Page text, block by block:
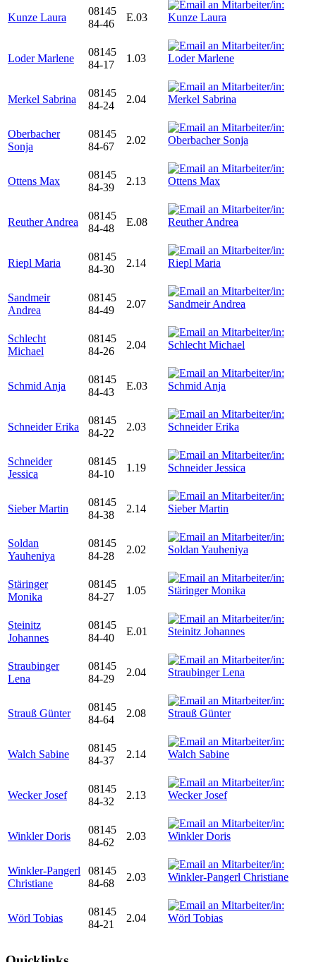
Kunze Laura
08145
84-46
E.03
Loder Marlene
08145
84-17
1.03
Merkel Sabrina
08145
84-24
2.04
Oberbacher
Sonja
08145
84-67
2.02
Ottens Max
08145
84-39
2.13
Reuther Andrea
08145
84-48
E.08
Riepl Maria
08145
84-30
2.14
Sandmeir
Andrea
08145
84-49
2.07
Schlecht
Michael
08145
84-26
2.04
Schmid Anja
08145
84-43
E.03
Schneider Erika
08145
84-22
2.03
Schneider
Jessica
08145
84-10
1.19
Sieber Martin
08145
84-38
2.14
Soldan
Yauheniya
08145
84-28
2.02
Stäringer
Monika
08145
84-27
1.05
Steinitz
Johannes
08145
84-40
E.01
Straubinger
Lena
08145
84-29
2.04
Strauß Günter
08145
84-64
2.08
Walch Sabine
08145
84-37
2.14
Wecker Josef
08145
84-32
2.13
Winkler Doris
08145
84-62
2.03
Winkler-Pangerl
Christiane
08145
84-68
2.03
Wörl Tobias
08145
84-21
2.04